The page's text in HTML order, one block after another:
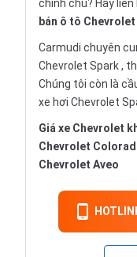
chính chủ? Hãy liên
bán ô tô
Carmudi chuyên
Chevrolet Spark ,
Chúng tôi còn là
xe hơi Chevrolet
Giá xe Chevrolet
Chevrolet
Chevrolet Aveo